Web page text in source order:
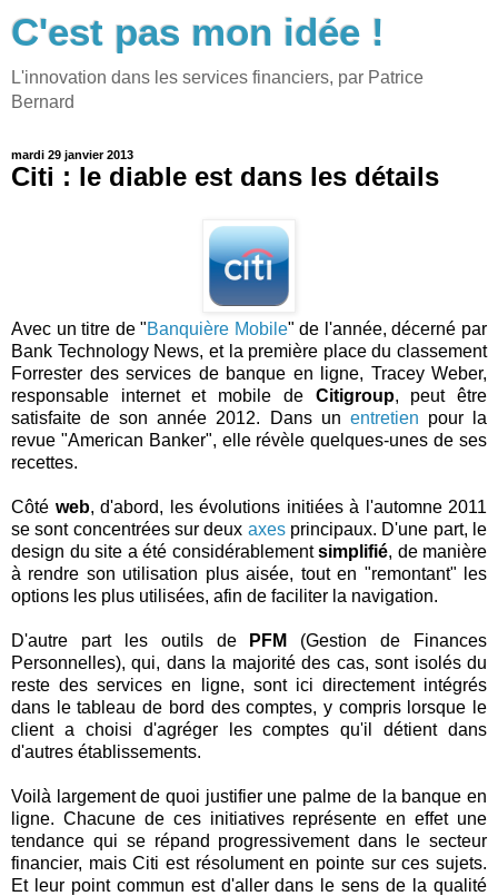
C'est pas mon idée !
L'innovation dans les services financiers, par Patrice
Bernard
mardi 29 janvier 2013
Citi : le diable est dans les détails
Avec un titre de "Banquière Mobile" de l'année, décerné par
Bank Technology News, et la première place du classement
Forrester des services de banque en ligne, Tracey Weber,
responsable internet et mobile de Citigroup, peut être
satisfaite de son année 2012. Dans un entretien pour la
revue "American Banker", elle révèle quelques-unes de ses
recettes.
Côté web, d'abord, les évolutions initiées à l'automne 2011
se sont concentrées sur deux axesprincipaux. D'une part, le
design du site a été considérablementsimplifié, de manière
à rendre son utilisation plus aisée, tout en "remontant" les
options les plus utilisées, afin de faciliter la navigation.
D'autre part les outils de PFM
(Gestion de Finances
Personnelles), qui, dans la majorité des cas, sont isolés du
reste des services en ligne, sont ici directement intégrés
dans le tableau de bord des comptes, y compris lorsque le
client a choisi d'agréger les comptes qu'il détient dans
d'autres établissements.
Voilà largement de quoi justifier une palme de la banque en
ligne. Chacune de ces initiatives représente en effet une
tendance qui se répand progressivement dans le secteur
financier, mais Citi est résolument en pointe sur ces sujets.
Et leur point commun est d'aller dans le sens de la qualité